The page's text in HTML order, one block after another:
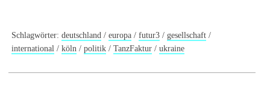
Schlagwörter:deutschland /europa /futur3 /gesellschaft /
international /köln /politik /TanzFaktur /ukraine